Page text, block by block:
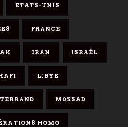
ETATS-UNIS
FRANCE
IRAN ISRAËL
LIBYE
MOSSAD
HOMO